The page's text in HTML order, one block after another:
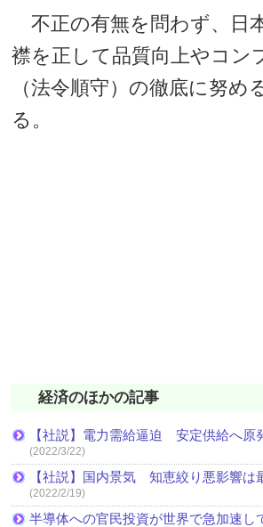
不正の有無を問わず、日
襟を正して品質向上やコン
（法令順守）の徹底に努め
る。
経済のほかの記事
【社説】電力需給逼迫 安定供給へ原
(2022/3/22)
【社説】国内景気 知恵絞り悪影響は
(2022/2/19)
半導体への官民投資が世界で急加速し